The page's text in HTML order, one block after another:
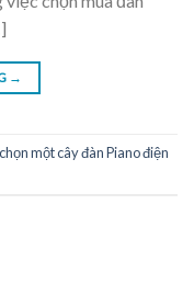
→
một cây đàn Piano điện